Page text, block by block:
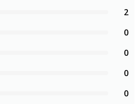
2
0
0
0
0